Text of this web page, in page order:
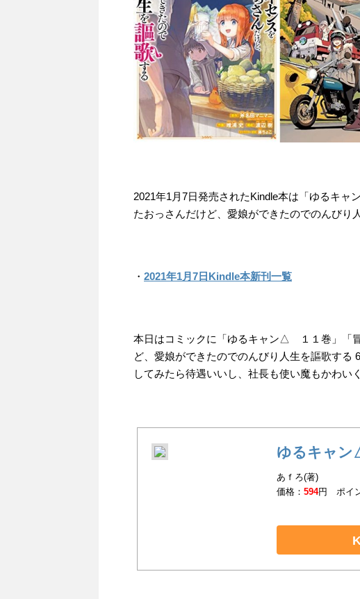
2021年1月7日発売されたKindle本は「ゆるキ
たおっさんだけど、愛娘ができたのでのんびり
・ 2021年1月7日Kindle本新刊一覧
本日はコミックに「ゆるキャン△ １１巻」「
ど、愛娘ができたのでのんびり人生を謳歌する
してみたら待遇いいし、社長も使い魔もかわい
ゆるキャ
あｆろ(著)
価格：594円 ポイ